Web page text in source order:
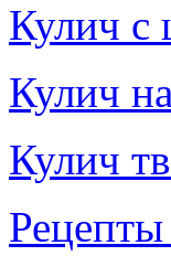
Кулич с
Кулич
Кулич
Рецепты